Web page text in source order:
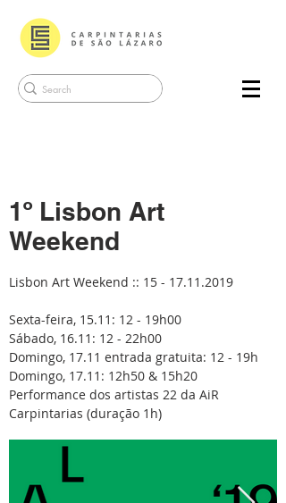
1º Lisbon Art
Weekend
Lisbon Art Weekend :: 15 - 17.11.2019
Sexta-feira, 15.11: 12 - 19h00
Sábado, 16.11: 12 - 22h00
Domingo, 17.11 entrada gratuita: 12 - 19h
Domingo, 17.11: 12h50 & 15h20
Performance dos artistas 22 da AiR
Carpintarias (duração 1h)